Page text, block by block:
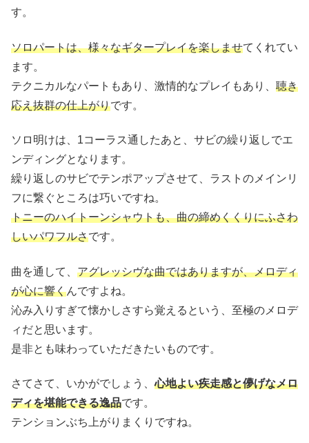
す。
ソロパートは、様々なギタープレイを楽しませてくれてい
ます。
テクニカルなパートもあり、激情的なプレイもあり、 聴き
応え抜群の仕上がりです。
ソロ明けは、1コーラス通したあと、サビの繰り返しでエ
ンディングとなります。
繰り返しのサビでテンポアップさせて、ラストのメインリ
フに繋ぐところは巧いですね。
トニーのハイトーンシャウトも、曲の締めくくりにふさわ
しいパワフルさです。
曲を通して、 アグレッシヴな曲ではありますが、メロディ
が心に響くんですよね。
沁み入りすぎて懐かしさすら覚えるという、至極のメロデ
ィだと思います。
是非とも味わっていただきたいものです。
さてさて、いかがでしょう、心地よい疾走感と儚げなメロ
ディを堪能できる逸品です。
テンションぶち上がりまくりですね。